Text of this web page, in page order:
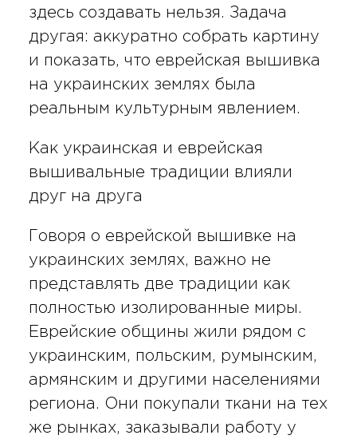
здесь создавать нельзя. Задача
другая: аккуратно собрать картину
и показать, что еврейская вышивка
на украинских землях была
реальным культурным явлением.
Как украинская и еврейская
вышивальные традиции влияли
друг на друга
Говоря о еврейской вышивке на
украинских землях, важно не
представлять две традиции как
полностью изолированные миры.
Еврейские общины жили рядом с
украинским, польским, румынским,
армянским и другими населениями
региона. Они покупали ткани на тех
же рынках, заказывали работу у